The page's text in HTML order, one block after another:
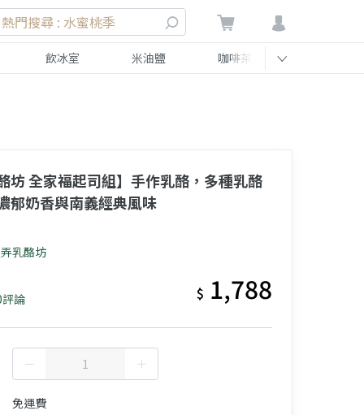
熱門搜尋 : 水蜜桃季
飲冰室 米油鹽 咖啡茶
，多種乳酪
郁奶香與南義經典風味
乳酪坊
論 $ 1,788
免運費